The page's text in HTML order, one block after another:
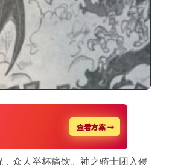
众人举杯痛饮。神之骑士团入侵